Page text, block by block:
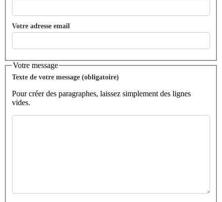
Votre adresse email
Votre message
Texte de votre message (obligatoire)
Pour créer des paragraphes, laissez simplement des lignes
vides.